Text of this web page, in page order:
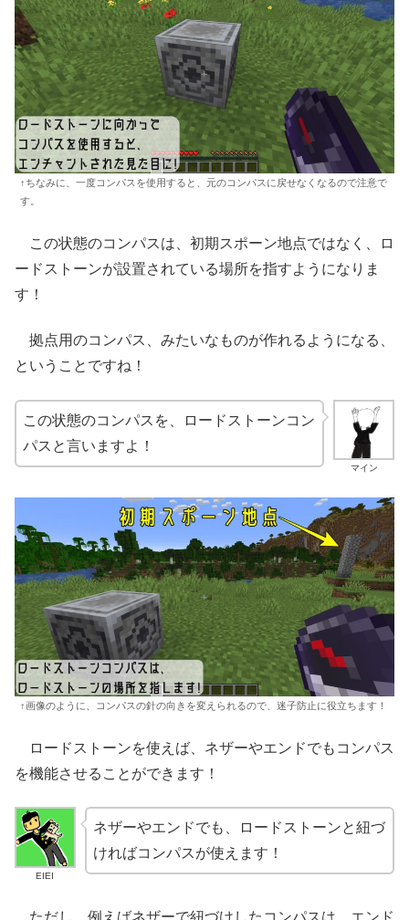
↑ちなみに、一度コンパスを使用すると、元のコンパスに戻せなくなるので注意で
す。
この状態のコンパスは、初期スポーン地点ではなく、ロ
ードストーンが設置されている場所を指すようになりま
す！
拠点用のコンパス、みたいなものが作れるようになる、
ということですね！
マイン
この状態のコンパスを、ロードストーンコン
パスと言いますよ！
↑画像のように、コンパスの針の向きを変えられるので、迷子防止に役立ちます！
ロードストーンを使えば、ネザーやエンドでもコンパス
を機能させることができます！
EIEI
ネザーやエンドでも、ロードストーンと紐づ
ければコンパスが使えます！